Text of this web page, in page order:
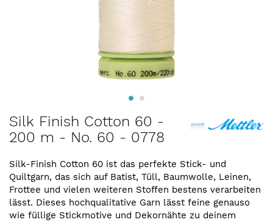
Zum
Anfang
der
springen
Silk Finish Cotton 60 -
200 m - No. 60 - 0778
Silk-Finish Cotton 60 ist das perfekte Stick- und
Quiltgarn, das sich auf Batist, Tüll, Baumwolle, Leinen,
Frottee und vielen weiteren Stoffen bestens verarbeiten
lässt. Dieses hochqualitative Garn lässt feine genauso
wie füllige Stickmotive und Dekornähte zu deinem